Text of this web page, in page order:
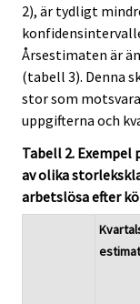
2), är tydligt
Årsestimaten är
(tabell 3). Denna
stor som
uppgifterna och
Tabell 2.
av olika
arbetslösa efter
estimat